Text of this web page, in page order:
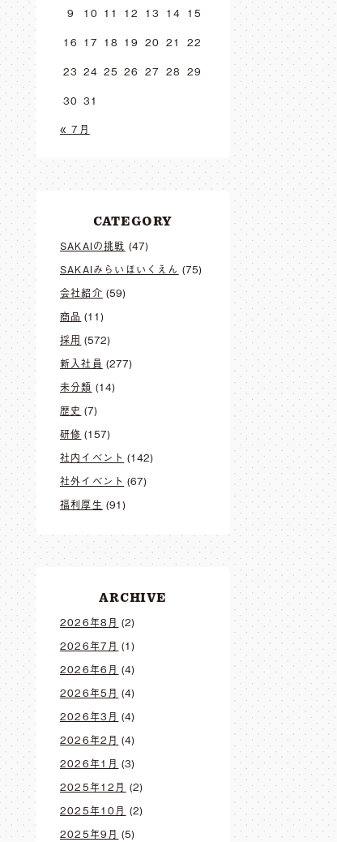
9
10 11 12 13 14
15
16 17 18 19 20 21
22
23 24 25 26 27 28 29
30 31
« 7月
CATEGORY
SAKAIの挑戦 (47)
SAKAIみらいほいくえん (75)
会社紹介 (59)
商品 (11)
採用 (572)
新入社員 (277)
未分類 (14)
歴史 (7)
研修 (157)
社内イベント (142)
社外イベント (67)
福利厚生 (91)
ARCHIVE
2026年8月 (2)
2026年7月 (1)
2026年6月 (4)
2026年5月 (4)
2026年3月 (4)
2026年2月 (4)
2026年1月 (3)
2025年12月 (2)
2025年10月 (2)
2025年9月 (5)